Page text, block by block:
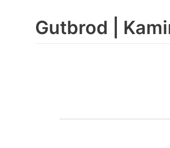
Gutbrod |